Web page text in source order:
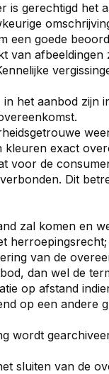
is gerechtigd het
een goede
van
het aanbod zijn
kleuren exact
voor de
Dit
zal komen en
herroepingsrecht;
van de
dan wel de
op afstand
op een andere
wordt
sluiten van de